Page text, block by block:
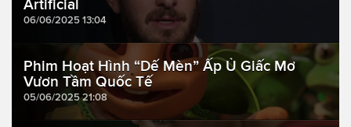
Artificial
06/06/2025 13:04
Phim Hoạt Hình “Dế Mèn” Ấp Ủ Giấc Mơ
Vươn Tầm Quốc Tế
05/06/2025 21:08